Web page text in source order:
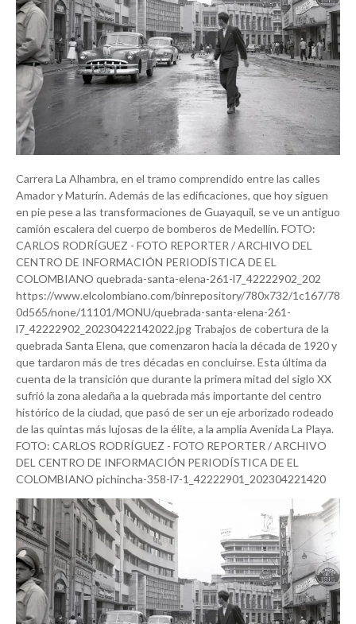
Carrera La Alhambra, en el tramo comprendido entre las calles
Amador y Maturín. Además de las edificaciones, que hoy siguen
en pie pese a las transformaciones de Guayaquil, se ve un antiguo
camión escalera del cuerpo de bomberos de Medellín. FOTO:
CARLOS RODRÍGUEZ - FOTO REPORTER / ARCHIVO DEL
CENTRO DE INFORMACIÓN PERIODÍSTICA DE EL
COLOMBIANO quebrada-santa-elena-261-l7_42222902_202
https://www.elcolombiano.com/binrepository/780x732/1c167/78
0d565/none/11101/MONU/quebrada-santa-elena-261-
l7_42222902_20230422142022.jpg Trabajos de cobertura de la
quebrada Santa Elena, que comenzaron hacia la década de 1920 y
que tardaron más de tres décadas en concluirse. Esta última da
cuenta de la transición que durante la primera mitad del siglo XX
sufrió la zona aledaña a la quebrada más importante del centro
histórico de la ciudad, que pasó de ser un eje arborizado rodeado
de las quintas más lujosas de la élite, a la amplia Avenida La Playa.
FOTO: CARLOS RODRÍGUEZ - FOTO REPORTER / ARCHIVO
DEL CENTRO DE INFORMACIÓN PERIODÍSTICA DE EL
COLOMBIANO pichincha-358-l7-1_42222901_202304221420